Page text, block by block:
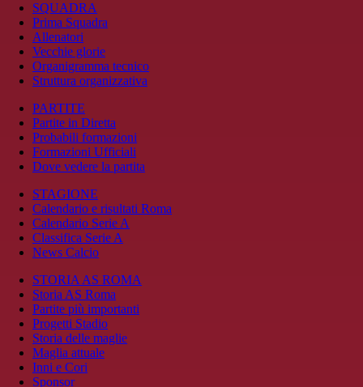
SQUADRA
Prima Squadra
Allenatori
Vecchie glorie
Organigramma tecnico
Struttura organizzativa
PARTITE
Partite in Diretta
Probabili formazioni
Formazioni Ufficiali
Dove vedere la partita
STAGIONE
Calendario e risultati Roma
Calendario Serie A
Classifica Serie A
News Calcio
STORIA AS ROMA
Storia AS Roma
Partite più importanti
Progetti Stadio
Storia delle maglie
Maglia attuale
Inni e Cori
Sponsor